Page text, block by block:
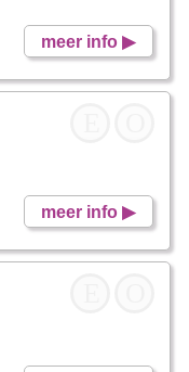
meer info ▶
meer info ▶